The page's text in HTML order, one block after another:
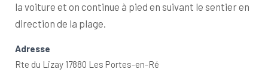
la voiture et on continue à pied en suivant le sentier en
direction de la plage.
Adresse
Rte du Lizay 17880 Les Portes-en-Ré